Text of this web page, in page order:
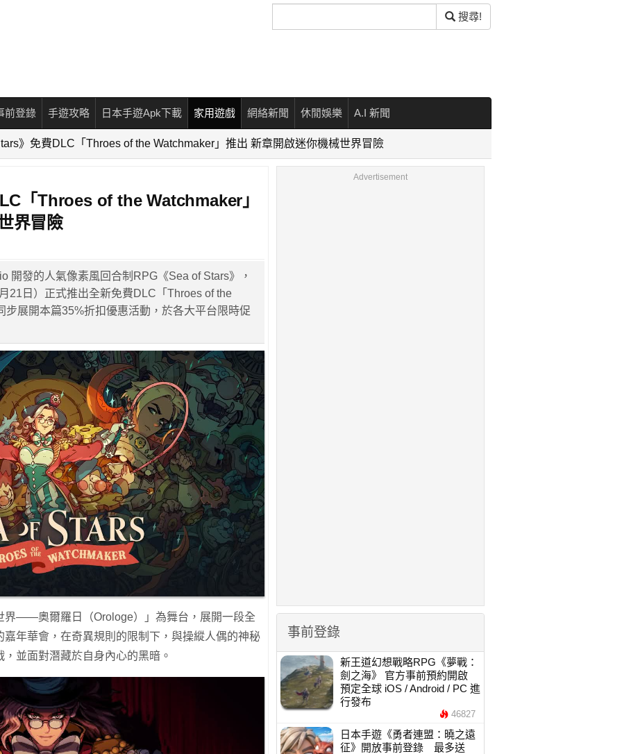
尋
搜尋!
前登錄 手遊攻略 日本手遊Apk下載 家用遊戲 網絡新聞 休閒娛樂 A.I 新聞
》免費DLC「Throes of the Watchmaker」推出 新章開啟迷你機械世界冒險
「Throes of the Watchmaker」
界冒險
開發的人氣像素風回合制RPG《Sea of Stars》，
21日）正式推出全新免費DLC「Throes of the
步展開本篇35%折扣優惠活動，於各大平台限時促
界——奧爾羅日（Orologe）」為舞台，展開一段全
年華會，在奇異規則的限制下，與操縱人偶的神秘
並面對潛藏於自身內心的黑暗。
Advertisement
事前登錄
新王道幻想戰略RPG《夢戰：
劍之海》 官方事前預約開啟
預定全球 iOS / Android / PC 進
行發布
46827
日本手遊《勇者連盟：曉之遠
征》開放事前登錄 最多送